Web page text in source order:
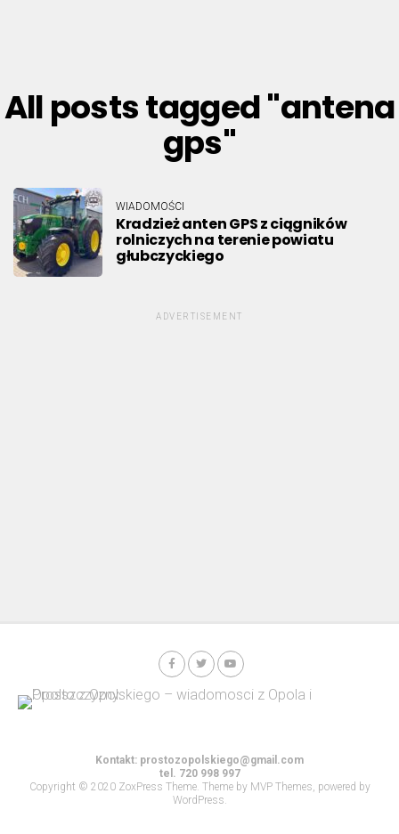
All posts tagged "antena
gps"
WIADOMOŚCI
Kradzież anten GPS z ciągników
rolniczych na terenie powiatu
głubczyckiego
ADVERTISEMENT
Kontakt: prostozopolskiego@gmail.com
tel. 720 998 997
Copyright © 2020 ZoxPress Theme. Theme by MVP Themes, powered by
WordPress.